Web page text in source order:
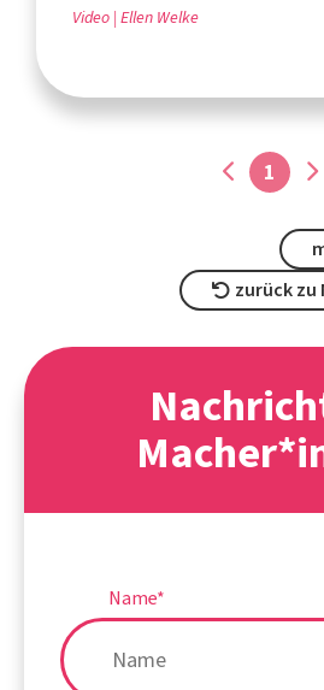
Video Ellen Welke
1
zurück zu
Name*